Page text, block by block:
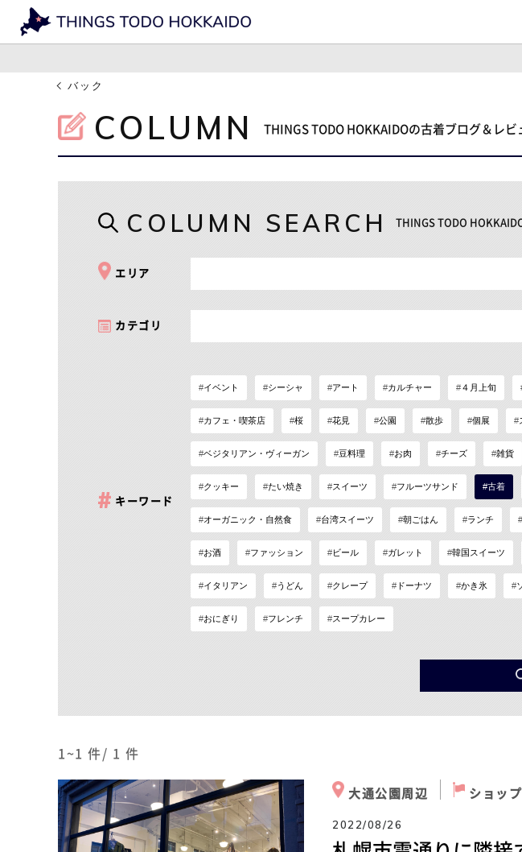
バック
COLUMN THINGS TODO HOKKAIDOの古着ブログ＆レビ
COLUMN SEARCH THINGS TODO
エリア
カテゴリ
キーワード
イベント シーシャ アート カルチャー ４月上旬
カフェ・喫茶店 桜 花見 公園 散歩 個展
ベジタリアン・ヴィーガン 豆料理 お肉 チーズ 雑貨
クッキー たい焼き スイーツ フルーツサンド 古着
オーガニック・自然食 台湾スイーツ 朝ごはん ランチ
お酒 ファッション ビール ガレット 韓国スイーツ
イタリアン うどん クレープ ドーナツ かき氷
おにぎり フレンチ スープカレー
1~1 件/ 1 件
大通公園周辺 ショップ
2022/08/26